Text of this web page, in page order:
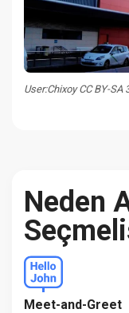
User:Chixoy CC BY-SA
Neden
Meet-and-Greet